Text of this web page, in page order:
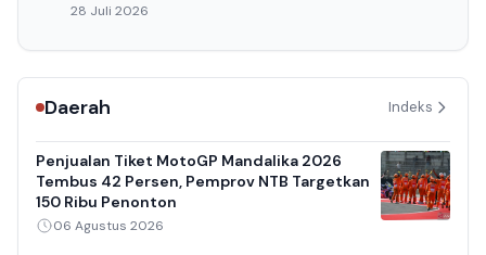
28 Juli 2026
Daerah Indeks
Penjualan Tiket MotoGP Mandalika 2026
Tembus 42 Persen, Pemprov NTB Targetkan
150 Ribu Penonton
06 Agustus 2026